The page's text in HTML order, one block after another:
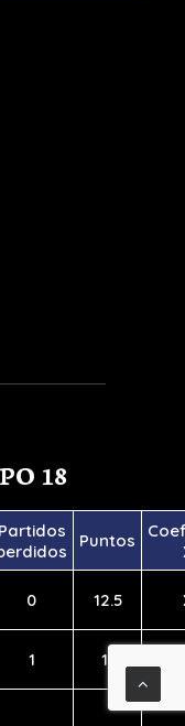
18
Partidos
Puntos
0 12.5
1 11